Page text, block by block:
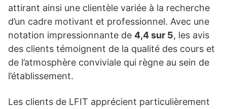
attirant ainsi une clientèle variée à la recherche
d’un cadre motivant et professionnel. Avec une
notation impressionnante de 4,4 sur 5, les avis
des clients témoignent de la qualité des cours et
de l’atmosphère conviviale qui règne au sein de
l’établissement.
Les clients de LFIT apprécient particulièrement